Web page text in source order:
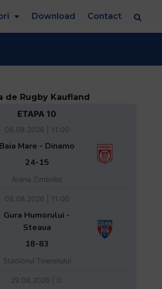
Download Contact
de Rugby Kaufland
ETAPA 10
08.08.2026 | 11:00
Baia Mare - Dinamo
24-15
Arena Zimbrilor
08.08.2026 | 11:00
Gura Humorului -
Steaua
18-83
Stadionul Tineretului
29.08.2026 | 0: